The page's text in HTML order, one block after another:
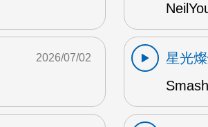
2026/07/02
星光